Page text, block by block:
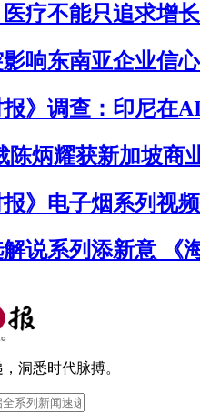
疗不能只追求增
响东南亚企业信
报》调查：印尼在
陈炳耀获新加坡商
报》电子烟系列视
说系列添新意 《
洞悉时代脉搏。